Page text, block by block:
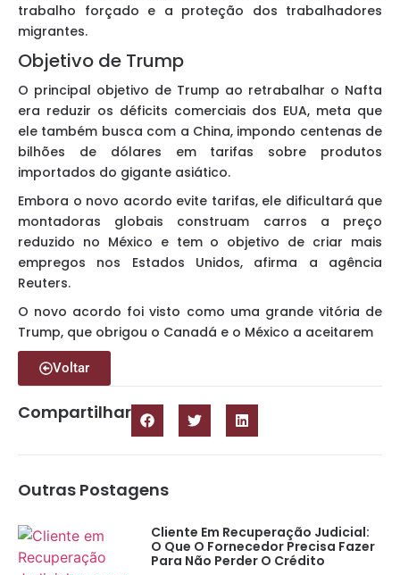
trabalho forçado e a proteção dos trabalhadores
migrantes.
Objetivo de Trump
O principal objetivo de Trump ao retrabalhar o Nafta
era reduzir os déficits comerciais dos EUA, meta que
ele também busca com a China, impondo centenas de
bilhões de dólares em tarifas sobre produtos
importados do gigante asiático.
Embora o novo acordo evite tarifas, ele dificultará que
montadoras globais construam carros a preço
reduzido no México e tem o objetivo de criar mais
empregos nos Estados Unidos, afirma a agência
Reuters.
O novo acordo foi visto como uma grande vitória de
Trump, que obrigou o Canadá e o México a aceitarem
Voltar
Compartilhar
Outras Postagens
Cliente Em Recuperação Judicial:
O Que O Fornecedor Precisa Fazer
Para Não Perder O Crédito